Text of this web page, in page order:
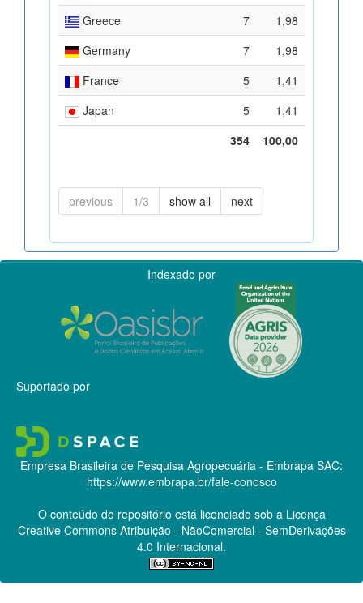
Greece
7
1,98
Germany
7
1,98
France
5
1,41
Japan
5
1,41
354
100,00
previous 1/3 show all next
Indexado por
Suportado por
Empresa Brasileira de Pesquisa Agropecuária - Embrapa SAC:
https://www.embrapa.br/fale-conosco
O conteúdo do repositório está licenciado sob a Licença
Creative CommonsAtribuição - NãoComercial - SemDerivações
4.0 Internacional.